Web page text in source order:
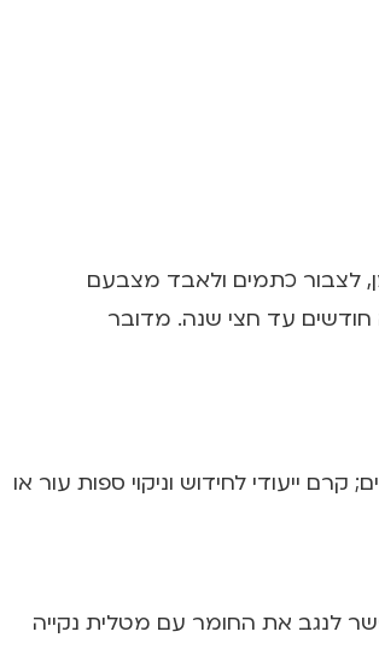
עם הזמן, לצבור כתמים ולאבד מצבעם
חודשים עד חצי שנה. מדובר
ייעודי לחידוש וניקוי ספות עור או
לנגב את החומר עם מטלית נקייה